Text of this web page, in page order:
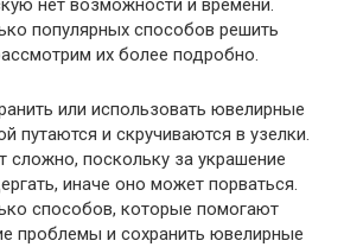
нет возможности и времени.
популярных способов решить
их более подробно.
или использовать ювелирные
путаются и скручиваются в узелки.
сложно, поскольку за украшение
иначе оно может порваться.
способов, которые помогают
проблемы и сохранить ювелирные